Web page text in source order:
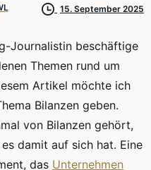
15. September 2025
Journalistin beschäftige
Themen rund um
Artikel möchte ich
Bilanzen geben.
von Bilanzen gehört,
damit auf sich hat. Eine
das Unternehmen